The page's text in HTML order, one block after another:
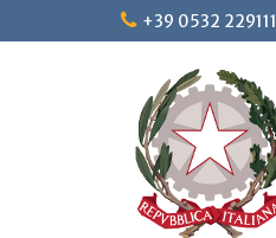
to
+39 0532 229111